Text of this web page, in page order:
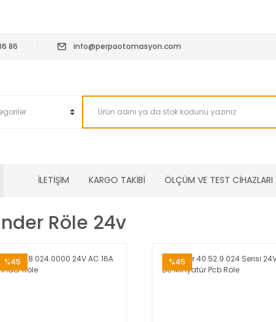
86 info@perpaotomasyon.com
İLETİŞİM KARGO TAKİBİ ÖLÇÜM VE TEST CİHAZLARI
Röle 24v
%45 %45